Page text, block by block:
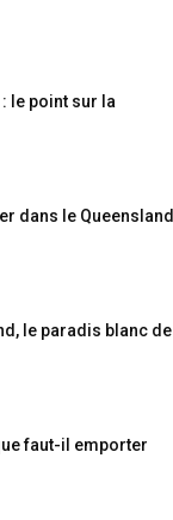
le point sur la
dans le Queensland
le paradis blanc de
faut-il emporter